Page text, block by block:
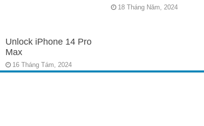
Unlock iPhone 14 Pro
Max
16 Tháng Tám, 2024
18 Tháng Năm, 2024